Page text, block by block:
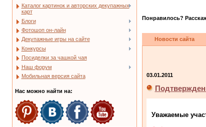
Каталог картинок и авторских декупажных
карт
Блоги
Фотошоп он-лайн
Декупажные игры на сайте
Конкурсы
Посиделки за чашкой чая
Наш форум
Мобильная версия сайта
Нас можно найти на:
Понравилось?
Новости сайта
03.01.2011
Уважаемые